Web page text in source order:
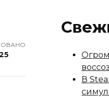
В